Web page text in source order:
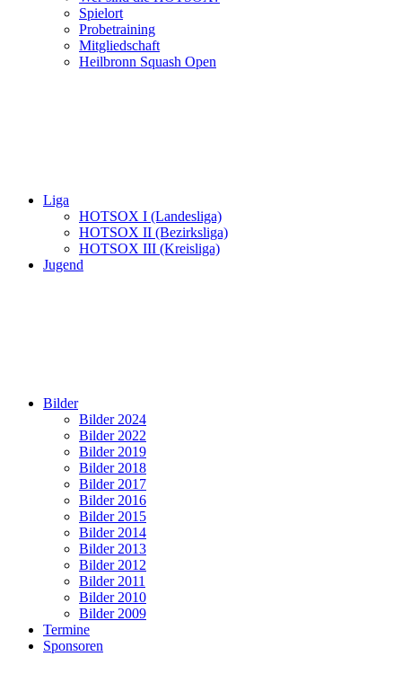
Spielort
Probetraining
Mitgliedschaft
Heilbronn Squash Open
Liga
HOTSOX I (Landesliga)
HOTSOX II (Bezirksliga)
HOTSOX III (Kreisliga)
Jugend
Bilder
Bilder 2024
Bilder 2022
Bilder 2019
Bilder 2018
Bilder 2017
Bilder 2016
Bilder 2015
Bilder 2014
Bilder 2013
Bilder 2012
Bilder 2011
Bilder 2010
Bilder 2009
Termine
Sponsoren